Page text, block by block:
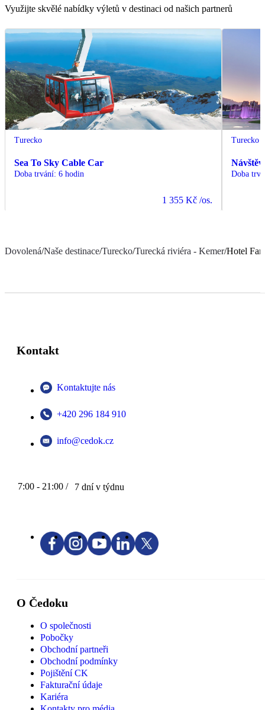
Využijte skvělé nabídky výletů v destinaci od našich partnerů
Turecko
Sea To Sky Cable Car
Doba trvání: 6 hodin
1 355 Kč /os.
Turecko
Doba
Dovolená/Naše destinace/Turecko/Turecká riviéra - Kemer/Hotel
Kontakt
Kontaktujte nás
+420 296 184 910
info@cedok.cz
7:00 - 21:00 / 7 dní v týdnu
O Čedoku
O společnosti
Pobočky
Obchodní partneři
Obchodní podmínky
Pojištění CK
Fakturační údaje
Kariéra